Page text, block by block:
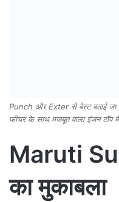
Punch और Exter से बेस्ट बताई जा
फीचर के साथ मजबूत वाला इंजन टॉप
Maruti
का मुकाबला